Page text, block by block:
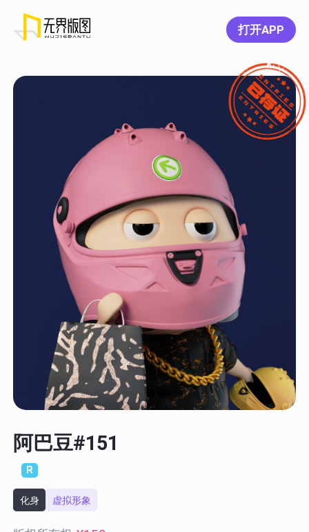
打开APP
阿巴豆#151
R
化身 虚拟形象